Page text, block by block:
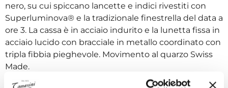
nero, su cui spiccano lancette e indici rivestiti con
Superluminova® e la tradizionale finestrella del data a
ore 3. La cassa è in acciaio indurito e la lunetta fissa in
acciaio lucido con bracciale in metallo coordinato con
tripla fibbia pieghevole. Movimento al quarzo Swiss
Made.